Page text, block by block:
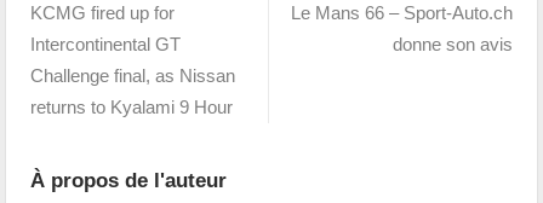
KCMG fired up for
Intercontinental GT
Challenge final, as Nissan
returns to Kyalami 9 Hour
Le Mans 66 – Sport-Auto.ch
donne son avis
À propos de l'auteur